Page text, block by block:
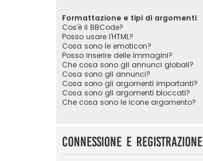
Formattazione e tipi di argomenti
Cos’è il BBCode?
Posso usare l’HTML?
Cosa sono le emoticon?
Posso inserire delle immagini?
Che cosa sono gli annunci globali?
Cosa sono gli annunci?
Cosa sono gli argomenti importanti?
Cosa sono gli argomenti bloccati?
Che cosa sono le icone argomento?
Connessione e registrazione